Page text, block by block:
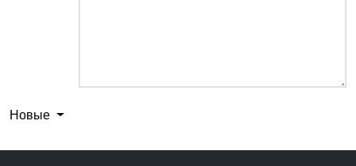
Новые